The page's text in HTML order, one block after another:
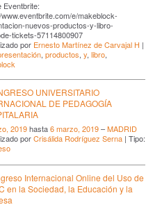
Eventbrite:
e/makeblock-
nuevos-productos-y-libro-
tickets-57114800907
por Ernesto Martínez de Carvajal H |
, productos, y, libro,
UNIVERSITARIO
DE PEDAGOGÍA
2019hasta6 marzo, 2019–MADRID
porCrisálida Rodríguez Serna | Tipo:
Internacional Online del Uso de
en la Sociedad, la Educación y la